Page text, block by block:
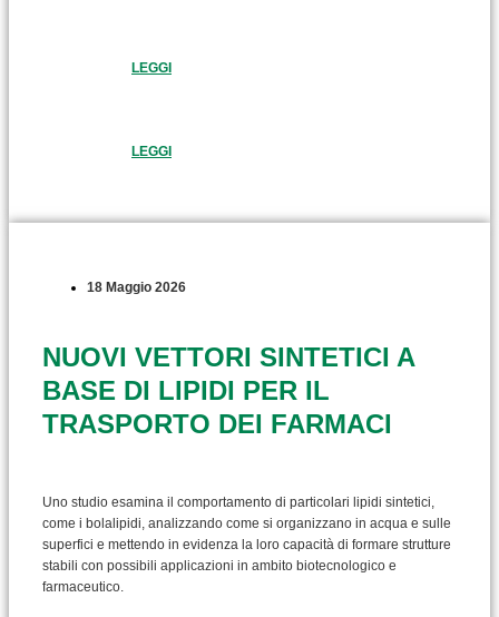
LEGGI
LEGGI
18 Maggio 2026
NUOVI VETTORI SINTETICI A
BASE DI LIPIDI PER IL
TRASPORTO DEI FARMACI
Uno studio esamina il comportamento di particolari lipidi sintetici,
come i bolalipidi, analizzando come si organizzano in acqua e sulle
superfici e mettendo in evidenza la loro capacità di formare strutture
stabili con possibili applicazioni in ambito biotecnologico e
farmaceutico.